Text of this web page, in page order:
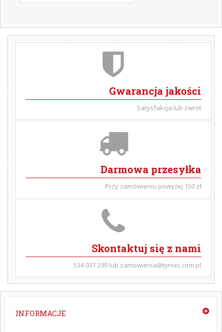
Gwarancja jakości
Satysfakcja lub zwrot
Darmowa przesyłka
Przy zamówieniu powyżej 150 zł
Skontaktuj się z nami
534 037 299 lub zamowienia@tyniec.com.pl
INFORMACJE